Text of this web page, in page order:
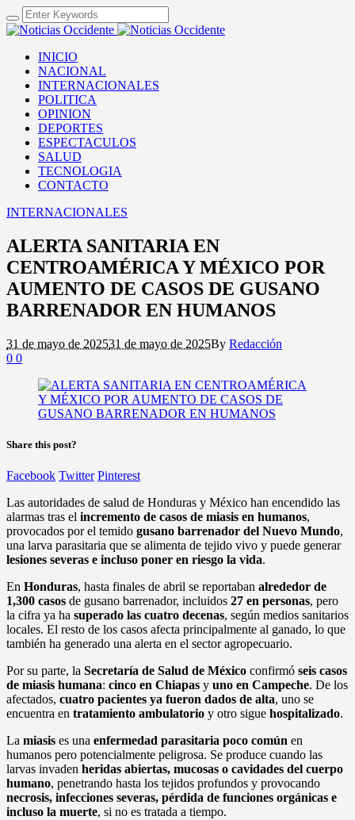
INICIO
NACIONAL
INTERNACIONALES
POLITICA
OPINION
DEPORTES
ESPECTACULOS
SALUD
TECNOLOGIA
CONTACTO
INTERNACIONALES
ALERTA SANITARIA EN
CENTROAMÉRICA Y MÉXICO POR
AUMENTO DE CASOS DE GUSANO
BARRENADOR EN HUMANOS
31 de mayo de 202531 de mayo de 2025By Redacción
0 0
Share this post?
Facebook Twitter Pinterest
Las autoridades de salud de Honduras y México han encendido las
alarmas tras el incremento de casos de miasis en humanos,
provocados por el temido gusano barrenador del Nuevo Mundo,
una larva parasitaria que se alimenta de tejido vivo y puede generar
lesiones severas e incluso poner en riesgo la vida.
En Honduras, hasta finales de abril se reportaban alrededor de
1,300 casos de gusano barrenador, incluidos 27 en personas, pero
la cifra ya ha superado las cuatro decenas, según medios sanitarios
locales. El resto de los casos afecta principalmente al ganado, lo que
también ha generado una alerta en el sector agropecuario.
Por su parte, la Secretaría de Salud de México confirmó seis casos
de miasis humana: cinco en Chiapas y uno en Campeche. De los
afectados, cuatro pacientes ya fueron dados de alta, uno se
encuentra en tratamiento ambulatorio y otro sigue hospitalizado.
La miasis es una enfermedad parasitaria poco común en
humanos pero potencialmente peligrosa. Se produce cuando las
larvas invaden heridas abiertas, mucosas o cavidades del cuerpo
humano, penetrando hasta los tejidos profundos y provocando
necrosis, infecciones severas, pérdida de funciones orgánicas e
incluso la muerte, si no es tratada a tiempo.